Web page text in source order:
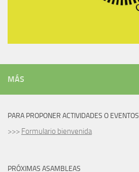
MÁS
PARA PROPONER ACTIVIDADES O EVENTOS
>>> Formulario bienvenida
PRÓXIMAS ASAMBLEAS